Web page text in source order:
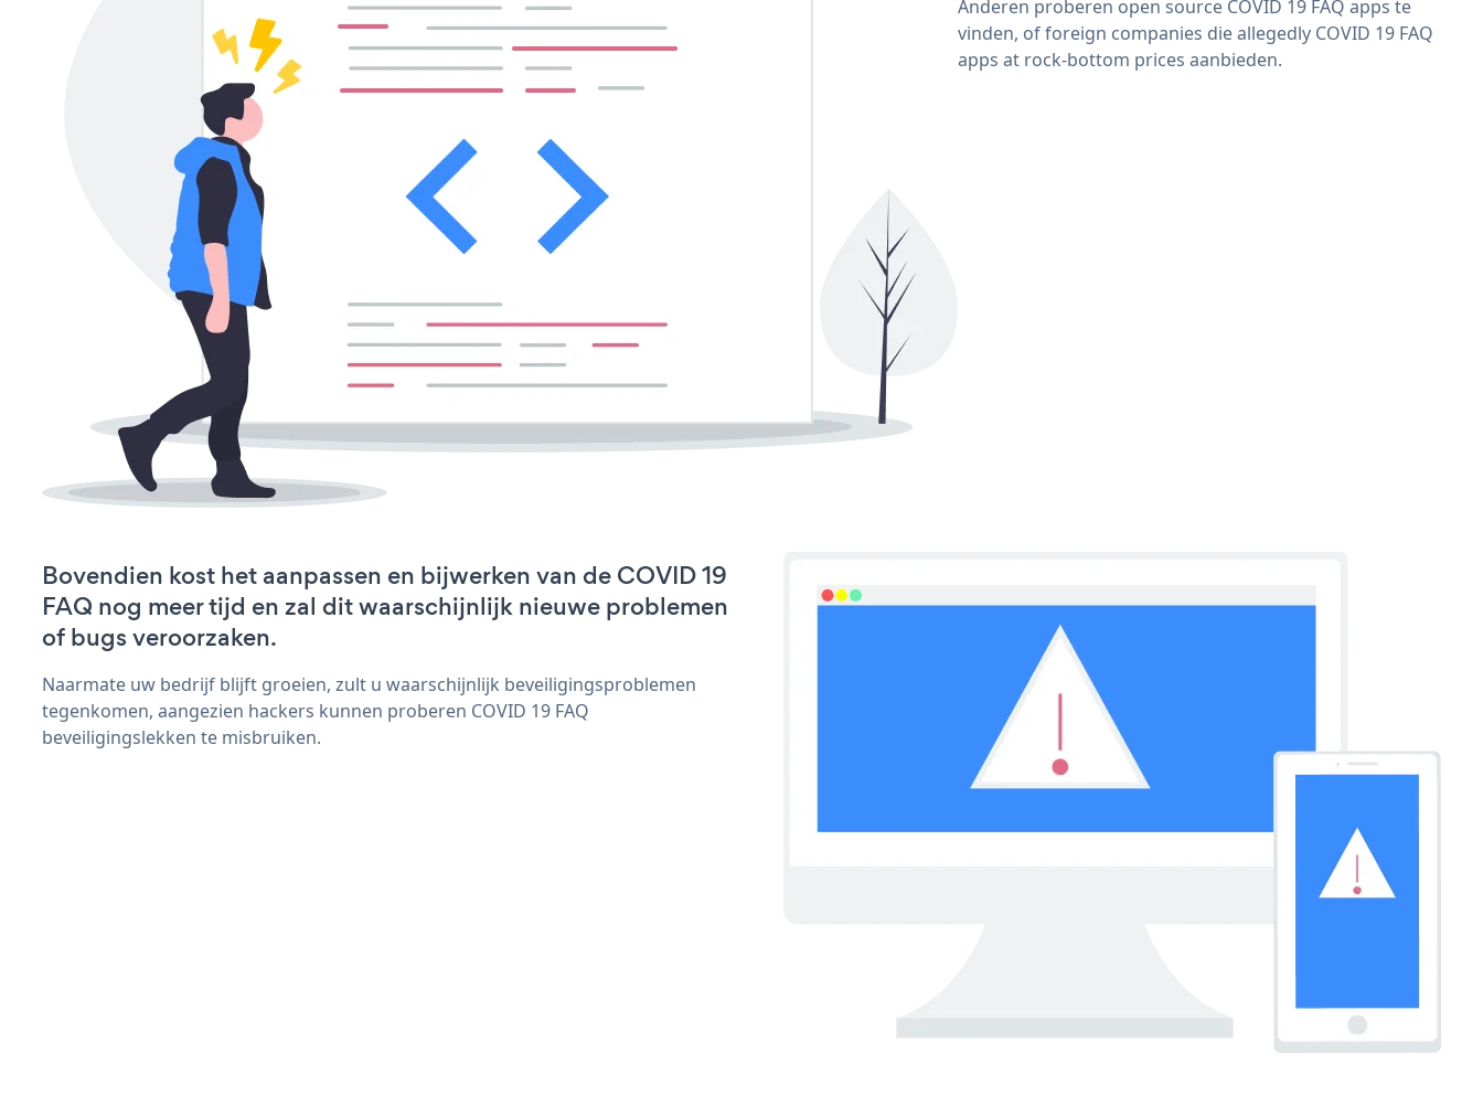
Anderen proberen open source COVID 19 FAQ apps te
vinden, of foreign companies die allegedly COVID 19 FAQ
apps at rock-bottom prices aanbieden.
Bovendien kost het aanpassen en bijwerken van de COVID 19
FAQ nog meer tijd en zal dit waarschijnlijk nieuwe problemen
of bugs veroorzaken.
Naarmate uw bedrijf blijft groeien, zult u waarschijnlijk beveiligingsproblemen
tegenkomen, aangezien hackers kunnen proberen COVID 19 FAQ
beveiligingslekken te misbruiken.